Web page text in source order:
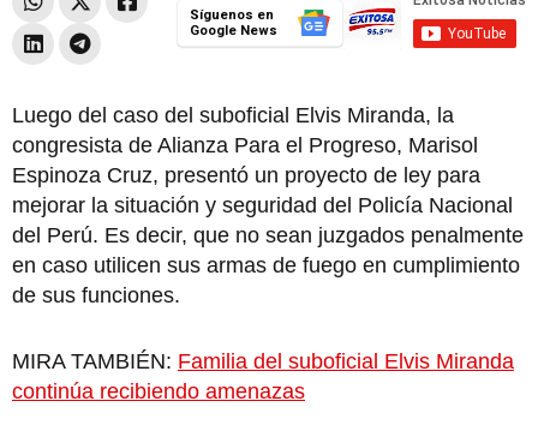
Síguenos en
Google News
Luego del caso del suboficial Elvis Miranda, la
congresista de Alianza Para el Progreso, Marisol
Espinoza Cruz, presentó un proyecto de ley para
mejorar la situación y seguridad del Policía Nacional
del Perú. Es decir, que no sean juzgados penalmente
en caso utilicen sus armas de fuego en cumplimiento
de sus funciones.
MIRA TAMBIÉN: Familia del suboficial Elvis Miranda
continúa recibiendo amenazas